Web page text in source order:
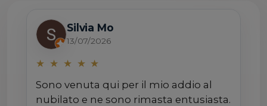
Silvia Mo
13/07/2026
★ ★ ★ ★ ★
Sono venuta qui per il mio addio al
nubilato e ne sono rimasta entusiasta.